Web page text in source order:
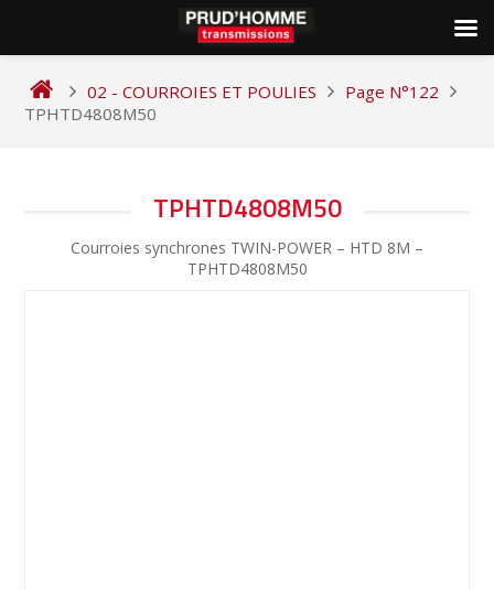
content
02 - COURROIES ET POULIES
Page N°122
TPHTD4808M50
TPHTD4808M50
Courroies synchrones TWIN-POWER – HTD 8M –
TPHTD4808M50